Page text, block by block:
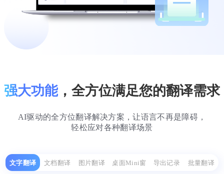
强大功能 ，全方位满足您的翻译需求
AI驱动的全方位翻译解决方案，让语言不再是障碍，
轻松应对各种翻译场景
文字翻译 文档翻译 图片翻译 桌面Mini窗 导出记录 批量翻译